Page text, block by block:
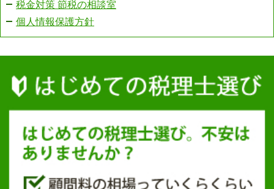
税金対策 節税の相談室
個人情報保護方針